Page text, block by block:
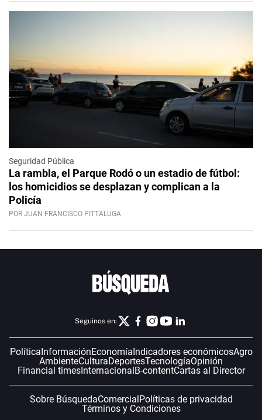
Seguridad Pública
La rambla, el Parque Rodó o un estadio de fútbol:
los homicidios se desplazan y complican a la
Policía
POR JUAN FRANCISCO PITTALUGA
Seguinos en:
PolíticaInformaciónEconomíaIndicadores económicosAgro
AmbienteCulturaDeportesTecnologíaOpinión
Financial timesInternacionalB-contentCartas al Director
Sobre BúsquedaComercialPolíticas de privacidad
Términos y Condiciones